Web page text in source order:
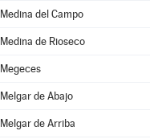
Medina del Campo
Medina de Rioseco
Megeces
Melgar de Abajo
Melgar de Arriba